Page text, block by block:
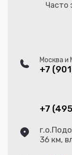
Часто
Москва и
+7
+7
36 км,